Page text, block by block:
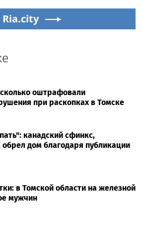
Ria.city
сколько оштрафовали
при раскопках в Томске
канадский сфинкс,
дом благодаря публикации
в Томской области на железной
мужчин